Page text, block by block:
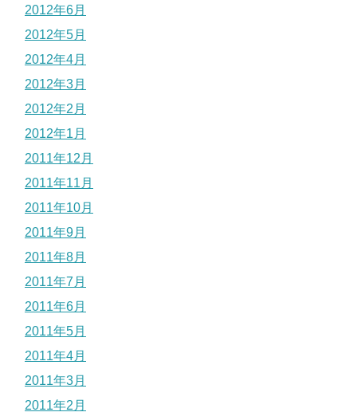
2012年6月
2012年5月
2012年4月
2012年3月
2012年2月
2012年1月
2011年12月
2011年11月
2011年10月
2011年9月
2011年8月
2011年7月
2011年6月
2011年5月
2011年4月
2011年3月
2011年2月